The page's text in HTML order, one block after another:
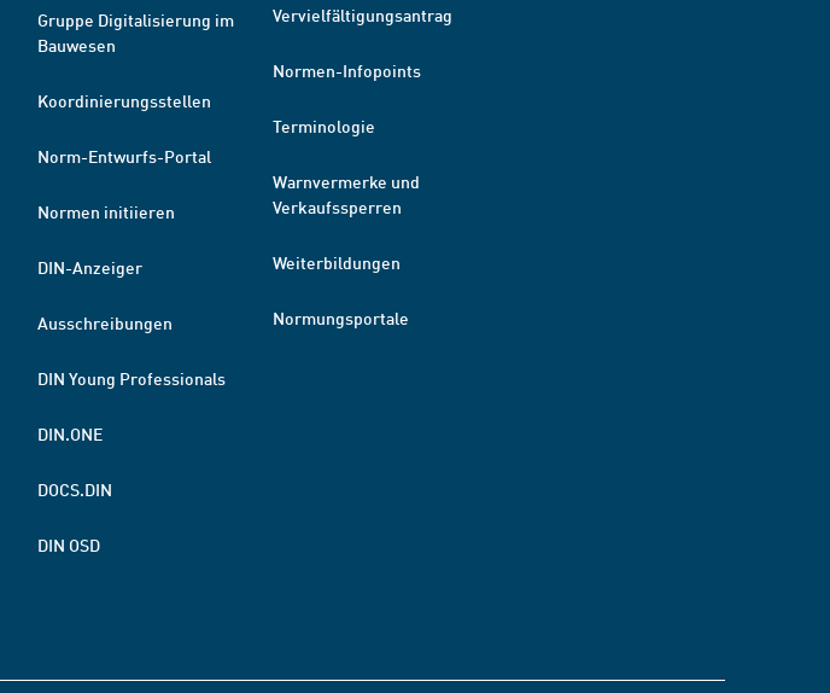
Gruppe Digitalisierung im
Bauwesen
Koordinierungsstellen
Norm-Entwurfs-Portal
Normen initiieren
DIN-Anzeiger
Ausschreibungen
DIN Young Professionals
DIN.ONE
DOCS.DIN
DIN OSD
Vervielfältigungsantrag
Normen-Infopoints
Terminologie
Warnvermerke und
Verkaufssperren
Weiterbildungen
Normungsportale